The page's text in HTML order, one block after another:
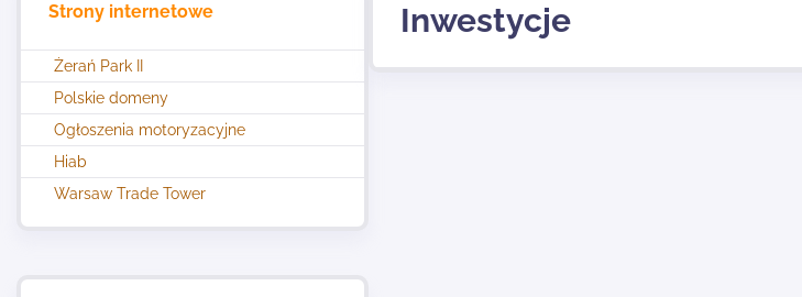
Strony internetowe
Żerań Park II
Polskie domeny
Ogłoszenia motoryzacyjne
Hiab
Warsaw Trade Tower
Inwestycje